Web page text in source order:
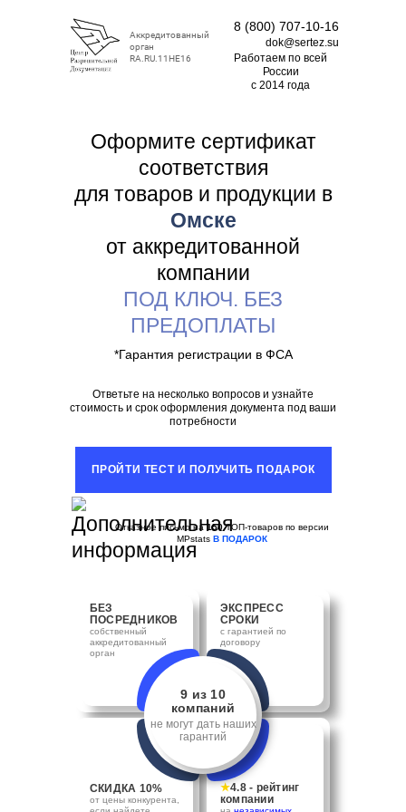
Аккредитованный
орган
RA.RU.11НЕ16
8 (800) 707-10-16
dok@sertez.su
Работаем по всей
Роcсии
с 2014 года
Оформите сертификат
соответствия
для товаров и продукции в
Омске
от аккредитованной
компании
ПОД КЛЮЧ. БЕЗ
ПРЕДОПЛАТЫ
*Гарантия регистрации в ФСА
Ответьте на несколько вопросов и узнайте
стоимость и срок оформления документа под ваши
потребности
ПРОЙТИ ТЕСТ И ПОЛУЧИТЬ ПОДАРОК
Отказное письмо на150ТОП-товаров по версии
MPstats В ПОДАРОК
БЕЗ
ПОСРЕДНИКОВ
собственный
аккредитованный
орган
ЭКСПРЕСС
СРОКИ
с гарантией по
договору
9 из 10
компаний
не могут дать наших
гарантий
СКИДКА 10%
от цены конкурента,
★4.8 - рейтинг
компании